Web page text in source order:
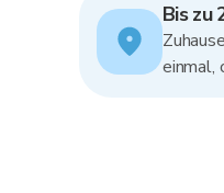
Bis zu
einmal,